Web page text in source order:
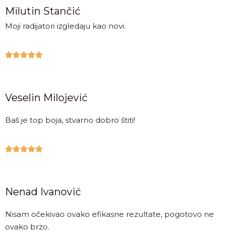
Milutin Stančić
Moji radijatori izgledaju kao novi.

Veselin Milojević
Baš je top boja, stvarno dobro štiti!

Nenad Ivanović
Nisam očekivao ovako efikasne rezultate, pogotovo ne
ovako brzo.